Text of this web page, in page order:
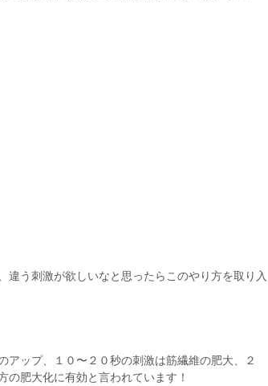
う刺激が欲しいなと思ったらこのやり方を取り入
ップ、１０〜２０秒の刺激は筋繊維の肥大、２
の肥大化に有効と言われています！